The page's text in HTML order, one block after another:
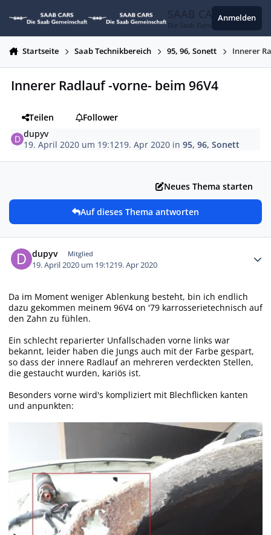
SAAB CARS
Die Saab Gemeinschaft
Anmelden
Startseite Saab Technikbereich 95, 96, Sonett Innerer
Innerer Radlauf -vorne- beim 96V4
Teilen
Follower
dupyv
19. April 2020 um 19:1219. Apr 2020 in95, 96, Sonett
Neues Thema starten
Auf dieses Thema antworten
dupyv Mitglied
19. April 2020 um 19:1219. Apr 2020
Da im Moment weniger Ablenkung besteht, bin ich endlich
dazu gekommen meinem 96V4 on '79 karrosserietechnisch auf
den Zahn zu fühlen.
Ein schlecht reparierter Unfallschaden vorne links war
bekannt, leider haben die Jungs auch mit der Farbe gespart,
so dass der innere Radlauf an mehreren verdeckten Stellen,
die gestaucht wurden, kariös ist.
Besonders vorne wird's kompliziert mit Blechflicken kanten
und anpunkten: